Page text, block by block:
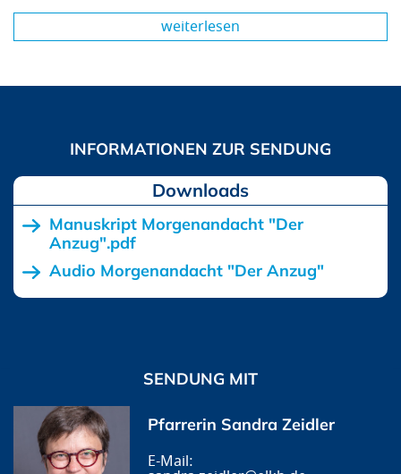
weiterlesen
Downloads
Manuskript Morgenandacht "Der
Anzug".pdf
Audio Morgenandacht "Der Anzug"
SENDUNG MIT
Pfarrerin Sandra Zeidler